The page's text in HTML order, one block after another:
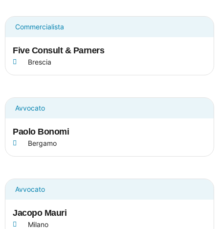
Commercialista
Five Consult & Parners
Brescia
Avvocato
Paolo Bonomi
Bergamo
Avvocato
Jacopo Mauri
Milano